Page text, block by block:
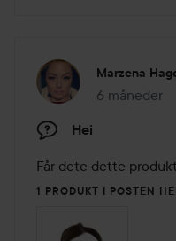
Marzena
6 måneder
Innlegget
Hei
Får dete dette
1 PRODUKT I POSTEN